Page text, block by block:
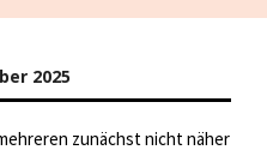
2025
zunächst nicht näher